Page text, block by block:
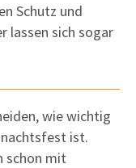
Schutz und
lassen sich sogar
wie wichtig
ist.
schon mit